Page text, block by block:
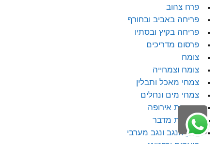
פרח צהוב
פריחה באביב ובחורף
פריחה בקיץ ובסתיו
פרסום מדריכים
צומח
צומח וצמחייה
צמחי מאכל ותבלין
צמחי מים ונחלים
צמחיית אירופה
צמחיית מדבר
צפון הנגב ונגב מערבי
גלילה
לראש
העמוד